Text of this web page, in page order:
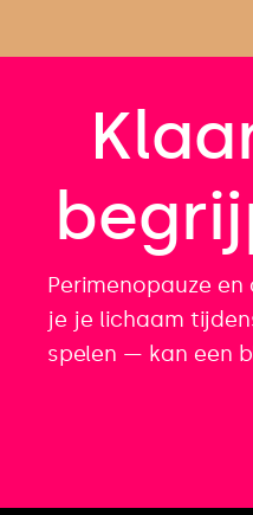
Perimenopauze
je je lichaam
spelen — kan een